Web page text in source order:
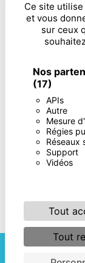
Ce site
et vous
sur ceux
Nos
(17)
APIs
Autre
Mesure
Régies
Réseaux
Support
Vidéos
Tout
Tout
En
** Les données
contacter. Elles sont
de droits d’accès,
d’opposition, de
d’introduire une
d’organiser le sort
par voie postale ou
vous être demandé.
contact puis
gestion des